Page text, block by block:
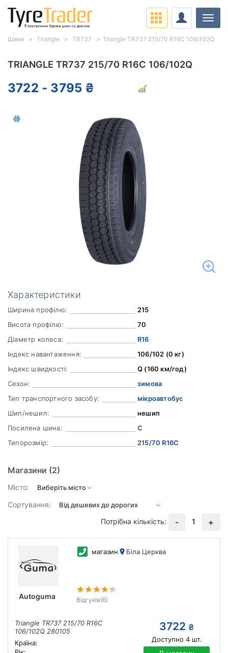
TRIANGLE TR737 215/70 R16C 106/102Q
3722 - 3795 ₴
Характеристики
Ширина профілю:
215
Висота профілю:
70
Діаметр колеса:
R16
Індекс навантаження:
106/102 (0 кг)
Індекс швидкості:
Q (160 км/год)
Сезон:
зимова
Тип транспортного засобу:
мікроавтобус
Шип/нешип:
нешип
Посилена шина:
C
Типорозмір:
215/70 R16C
Магазини (2)
Місто:
Сортування:
Потрібна кількість:
- 1 +
Autoguma
магазин Біла Церква
Відгуків(6)
Triangle TR737 215/70 R16C
106/102Q 280105
Країна:
3722 ₴
Доступно 4шт.
Шини Triangle TR737 Triangle TR737 215/70 R16C 106/102Q